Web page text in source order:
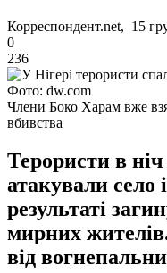
Корреспондент.net, 15
0
236
Фото: dw.com
Члени Боко Харам вже
вбивства
Терористи в
атакували село
результаті
мирних
від